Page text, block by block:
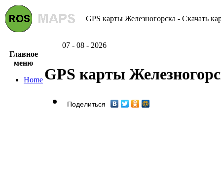
GPS карты Железногорска - Скачать
07 - 08 - 2026
Главное
меню
Home GPS карты
Поделиться